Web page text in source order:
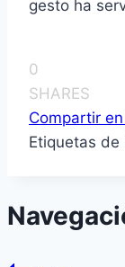
gesto ha
0
SHARES
Compartir
Etiquetas de